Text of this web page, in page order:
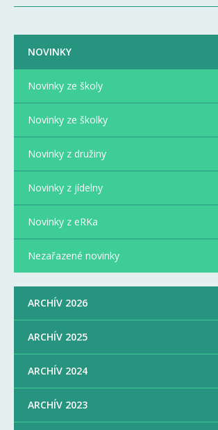
NOVINKY
Novinky ze školy
Novinky ze školky
Novinky z družiny
Novinky z jídelny
Novinky z eRKa
Nezařazené novinky
ARCHÍV 2026
ARCHÍV 2025
ARCHÍV 2024
ARCHÍV 2023